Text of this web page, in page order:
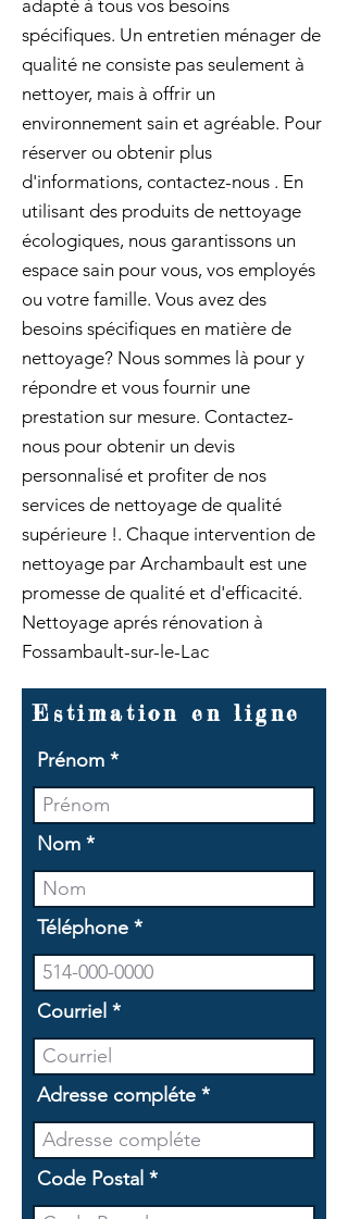
adapté à tous vos besoins
spécifiques. Un entretien ménager de
qualité ne consiste pas seulement à
nettoyer, mais à offrir un
environnement sain et agréable. Pour
réserver ou obtenir plus
d'informations, contactez-nous . En
utilisant des produits de nettoyage
écologiques, nous garantissons un
espace sain pour vous, vos employés
ou votre famille. Vous avez des
besoins spécifiques en matière de
nettoyage? Nous sommes là pour y
répondre et vous fournir une
prestation sur mesure. Contactez-
nous pour obtenir un devis
personnalisé et profiter de nos
services de nettoyage de qualité
supérieure !. Chaque intervention de
nettoyage par Archambault est une
promesse de qualité et d'efficacité.
Nettoyage aprés rénovation à
Fossambault-sur-le-Lac
Estimation en ligne
Prénom
Nom
Téléphone
Courriel
Adresse compléte
Code Postal